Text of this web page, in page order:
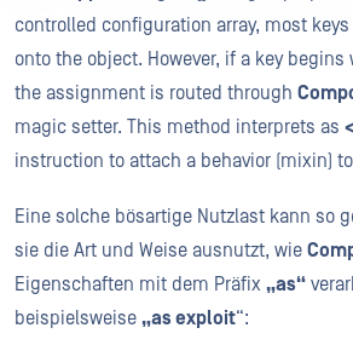
controlled configuration array, most
onto the object. However, if a key
the assignment is routed through
magic setter. This method interprets as
instruction to attach a behavior (mixin)
Eine solche bösartige Nutzlast kann so
sie die Art und Weise ausnutzt, wie
Eigenschaften mit dem Präfix „as“
beispielsweise „as exploit“: